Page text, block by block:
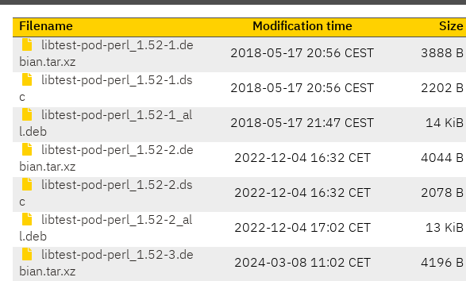
Filename Modification time
Size
libtest-pod-perl_1.52-1.de
bian.tar.xz
2018-05-17 20:56 CEST 3888 B
libtest-pod-perl_1.52-1.ds
c
2018-05-17 20:56 CEST 2202 B
libtest-pod-perl_1.52-1_al
l.deb
2018-05-17 21:47 CEST 14 KiB
libtest-pod-perl_1.52-2.de
bian.tar.xz
2022-12-04 16:32 CET 4044 B
libtest-pod-perl_1.52-2.ds
c
2022-12-04 16:32 CET 2078 B
libtest-pod-perl_1.52-2_al
l.deb
2022-12-04 17:02 CET 13 KiB
libtest-pod-perl_1.52-3.de
bian.tar.xz
2024-03-08 11:02 CET 4196 B